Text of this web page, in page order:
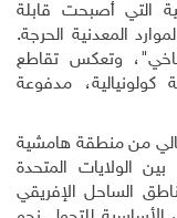
قابلة
الحرجة.
تقاطع
مدفوعة
هامشية
المتحدة
الإفريقي